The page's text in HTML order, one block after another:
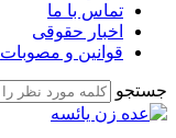
تماس با ما
اخبار حقوقی
قوانین و مصوبات
جستجو